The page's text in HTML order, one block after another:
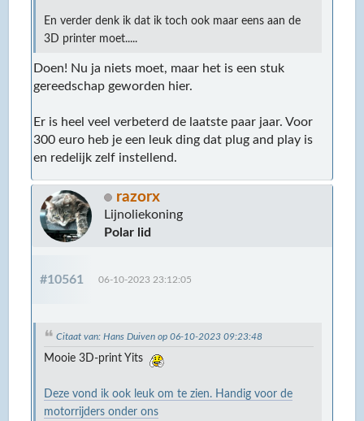
En verder denk ik dat ik toch ook maar eens aan de
3D printer moet.....
Doen! Nu ja niets moet, maar het is een stuk
gereedschap geworden hier.
Er is heel veel verbeterd de laatste paar jaar. Voor
300 euro heb je een leuk ding dat plug and play is
en redelijk zelf instellend.
razorx
Lijnoliekoning
Polar lid
#10561 06-10-2023 23:12:05
Citaat van: Hans Duiven op 06-10-2023 09:23:48
Mooie 3D-print Yits
Deze vond ik ook leuk om te zien. Handig voor de
motorrijders onder ons